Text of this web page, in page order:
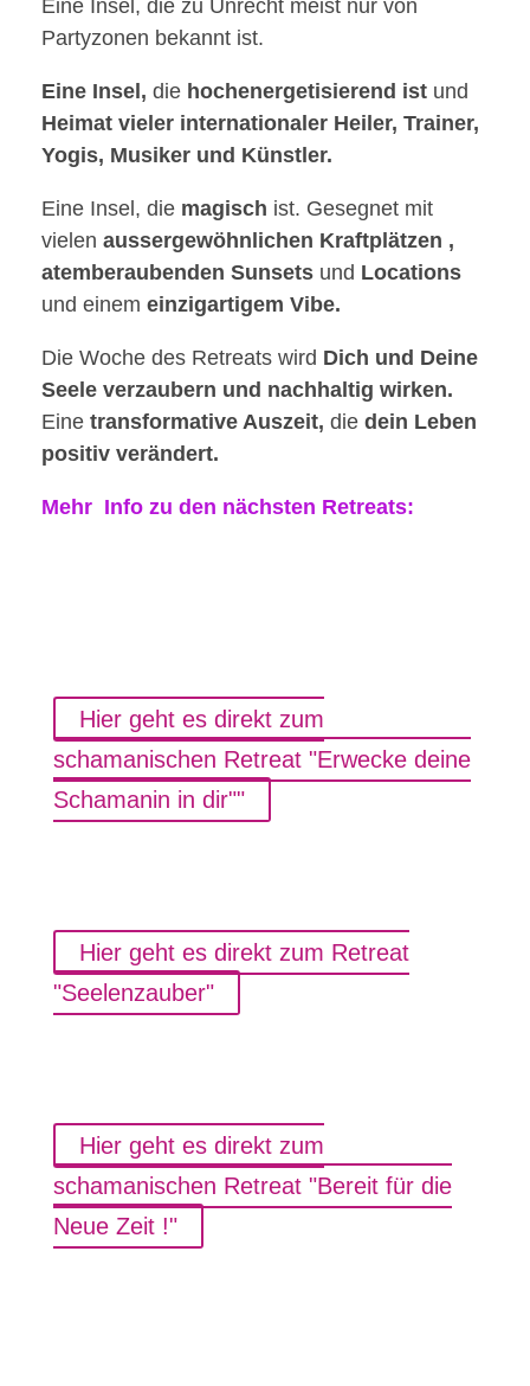
Eine Insel, die zu Unrecht meist nur von
Partyzonen bekannt ist.
Eine Insel, die hochenergetisierend ist und
Heimat vieler internationaler Heiler, Trainer,
Yogis, Musiker und Künstler.
Eine Insel, die magisch ist. Gesegnet mit
vielen aussergewöhnlichen Kraftplätzen ,
atemberaubenden Sunsets und Locations
und einem einzigartigem Vibe.
Die Woche des Retreats wird Dich und Deine
Seele verzaubern und nachhaltig wirken.
Eine transformative Auszeit, die dein Leben
positiv verändert.
Mehr Info zu den nächsten Retreats:
Hier geht es direkt zum
schamanischen Retreat "Erwecke deine
Schamanin in dir""
Hier geht es direkt zum Retreat
"Seelenzauber"
Hier geht es direkt zum
schamanischen Retreat "Bereit für die
Neue Zeit !"